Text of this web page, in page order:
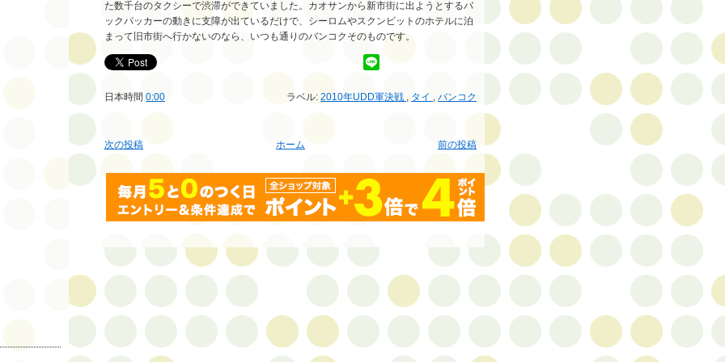
た数千台のタクシーで渋滞ができていました。カオサンから新市街に出ようとするバ
ックパッカーの動きに支障が出ているだけで、シーロムやスクンビットのホテルに泊
まって旧市街へ行かないのなら、いつも通りのバンコクそのものです。
日本時間 0:00 ラベル: 2010年UDD軍決戦 , タイ , バンコク
次の投稿 前の投稿
ホーム